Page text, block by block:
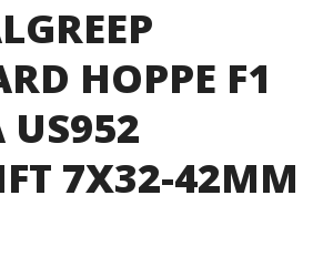
HOPPE F1
7X32-42MM